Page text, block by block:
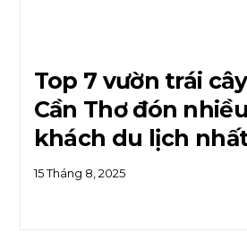
Top 7 vườn trái cây
Cần Thơ đón nhiều
khách du lịch
15 Tháng 8, 2025